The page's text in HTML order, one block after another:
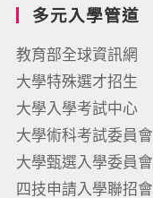
多元入學管道
教育部全球資訊網
大學特殊選才招生
大學入學考試中心
大學術科考試委員會
大學甄選入學委員會
四技申請入學聯招會